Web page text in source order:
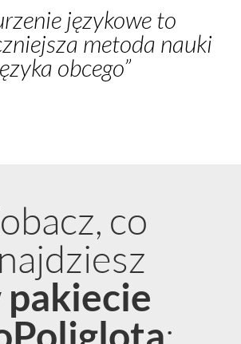
językowe to
metoda nauki
obcego”
co
pakiecie
: